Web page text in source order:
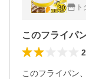
N】/
2
このフライパン